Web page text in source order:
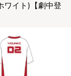
ワイト)【劇中登